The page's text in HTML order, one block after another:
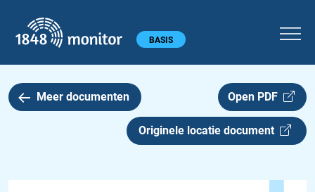
Hoofdmenu BASIS
Meer documenten Open PDF
Originele locatie document